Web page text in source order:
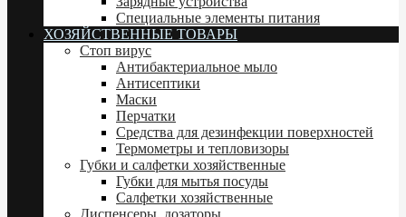
Специальные элементы питания
ХОЗЯЙСТВЕННЫЕ ТОВАРЫ
Стоп вирус
Антибактериальное мыло
Антисептики
Маски
Перчатки
Средства для дезинфекции поверхностей
Термометры и тепловизоры
Губки и салфетки хозяйственные
Губки для мытья посуды
Салфетки хозяйственные
Диспенсеры, дозаторы